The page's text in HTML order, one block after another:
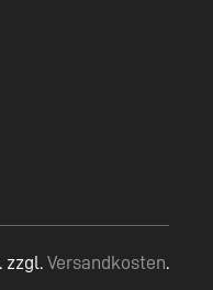
zzgl. Versandkosten.